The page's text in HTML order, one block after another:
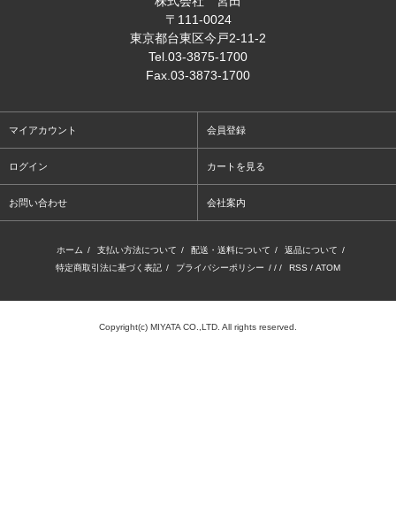
〒111-0024
東京都台東区今戸2-11-2
Tel .03-3875-1700
Fax .03-3873-1700
マイアカウント 会員登録
ログイン カートを見る
お問い合わせ 会社案内
ホーム / 支払い方法について / 配送・送料について / 返品について /
特定商取引法に基づく表記 / プライバシーポリシー / / / RSS / ATOM
Copyright(c) MIYATA CO.,LTD. All rights reserved.